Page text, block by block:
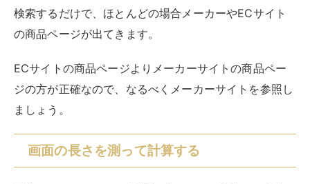
検索するだけで、ほとんどの場合メーカーやECサイト
の商品ページが出てきます。
ECサイトの商品ページよりメーカーサイトの商品ペー
ジの方が正確なので、なるべくメーカーサイトを参照し
ましょう。
画面の長さを測って計算する